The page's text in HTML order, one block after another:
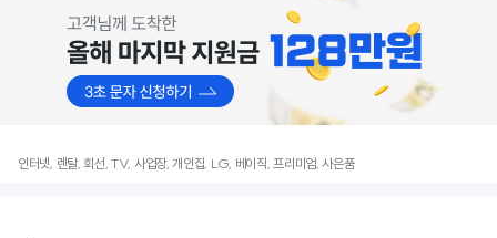
인터넷, 렌탈, 회선, TV, 사업장, 개인집, LG, 베이직, 프리미엄, 사은품